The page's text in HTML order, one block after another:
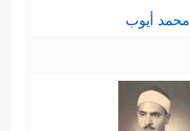
محمد أيوب